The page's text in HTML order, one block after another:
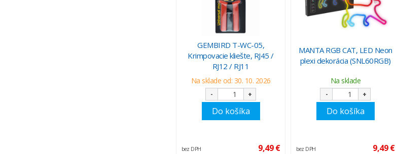
GEMBIRD T-WC-05,
Krimpovacie kliešte, RJ45 /
RJ12 / RJ11
Na sklade od: 30. 10. 2026
- +
Do košíka
bez DPH 9,49 €
MANTA RGB CAT, LED Neon
plexi dekorácia (SNL60RGB)
Na sklade
- +
Do košíka
bez DPH 9,49 €